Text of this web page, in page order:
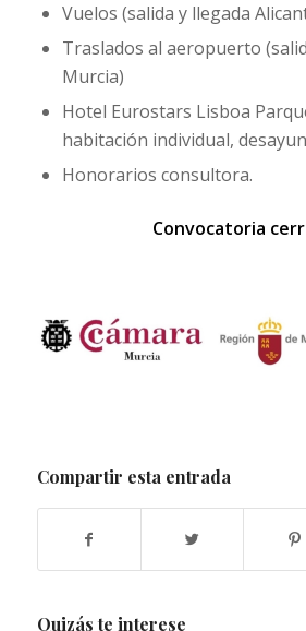
Vuelos (salida y llegada
Traslados al aeropuerto
Murcia)
Hotel Eurostars Lisboa
habitación individual,
Honorarios consultora.
Convocatoria
Compartir esta entrada
Quizás te interese